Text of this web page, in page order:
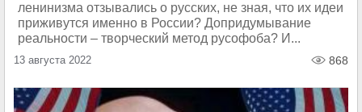
ленинизма отзывались о русских, не зная, что их идеи
приживутся именно в России? Допридумывание
реальности – творческий метод русофоба? И...
13 августа 2022 868